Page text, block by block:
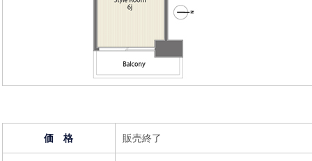
価 格 販売終了